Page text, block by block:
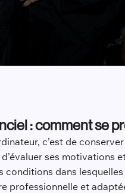
: comment se
c’est de
ses motivations
dans
professionnelle et